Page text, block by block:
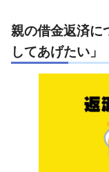
親の借金返済に
してあげたい」